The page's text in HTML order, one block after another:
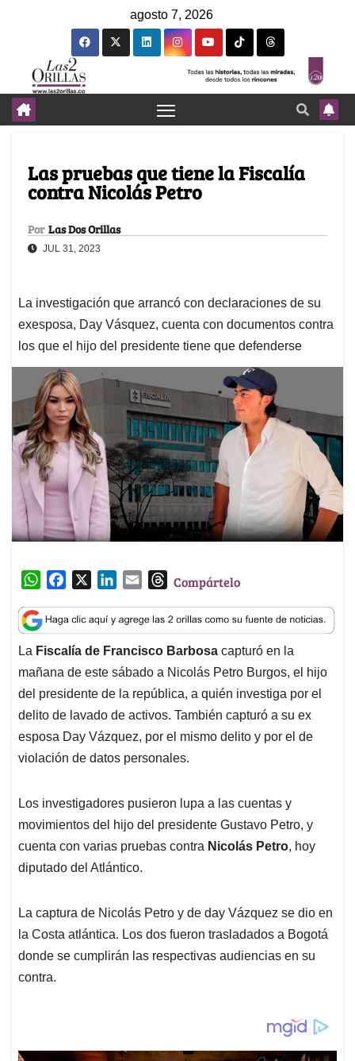
agosto 7, 2026
Las pruebas que tiene la Fiscalía
contra Nicolás Petro
Por Las Dos Orillas
JUL 31, 2023
La investigación que arrancó con declaraciones de su
exesposa, Day Vásquez, cuenta con documentos contra
los que el hijo del presidente tiene que defenderse
W
a
t
s
A
p
p
c
e
b
o
o
k
n
k
e
d
I
n
a
i
l
T
r
e
a
d
s
Compártelo
La Fiscalía de Francisco Barbosa capturó en la
mañana de este sábado a Nicolás Petro Burgos, el hijo
del presidente de la república, a quién investiga por el
delito de lavado de activos. También capturó a su ex
esposa Day Vázquez, por el mismo delito y por el de
violación de datos personales.
Los investigadores pusieron lupa a las cuentas y
movimientos del hijo del presidente Gustavo Petro, y
cuenta con varias pruebas contra Nicolás Petro, hoy
diputado del Atlántico.
La captura de Nicolás Petro y de day Vázquez se dio en
la Costa atlántica. Los dos fueron trasladados a Bogotá
donde se cumplirán las respectivas audiencias en su
contra.